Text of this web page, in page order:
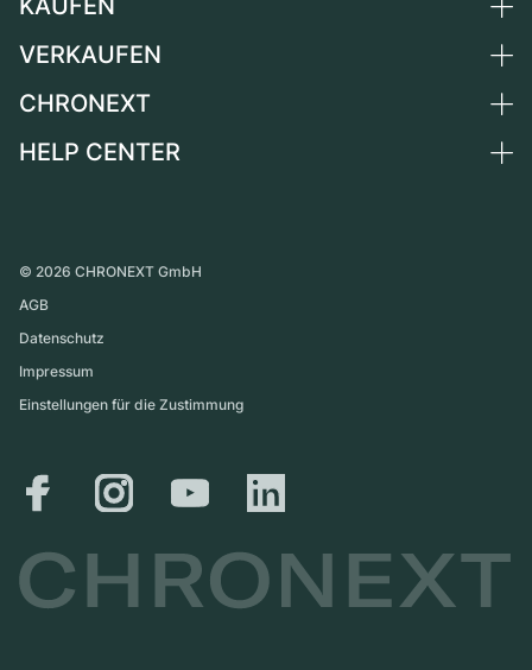
Schweiz
Frankreich
Alle Luxusuhren
Independent Brands
VERKAUFEN
Uhr verkaufen
CHRONEXT
Über uns
Partner
HELP CENTER
Persönliche Abholung
Versand & Rückgaberecht
Größen-Leitfaden
© 2026 CHRONEXT GmbH
AGB
Datenschutz
Impressum
Einstellungen für die Zustimmung